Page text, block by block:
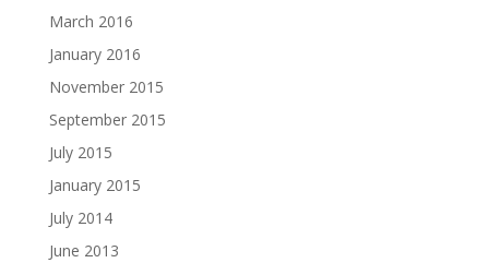
March 2016
January 2016
November 2015
September 2015
July 2015
January 2015
July 2014
June 2013